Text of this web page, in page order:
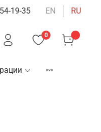
19-35 EN RU
0